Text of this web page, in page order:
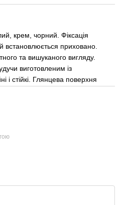
крем, чорний. Фіксація
встановлюється приховано.
та вишуканого вигляду.
виготовленим із
і стійкі. Глянцева поверхня